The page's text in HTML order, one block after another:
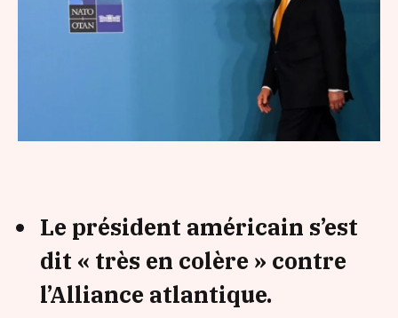
Le président américain s’est
dit « très en colère » contre
l’Alliance atlantique.